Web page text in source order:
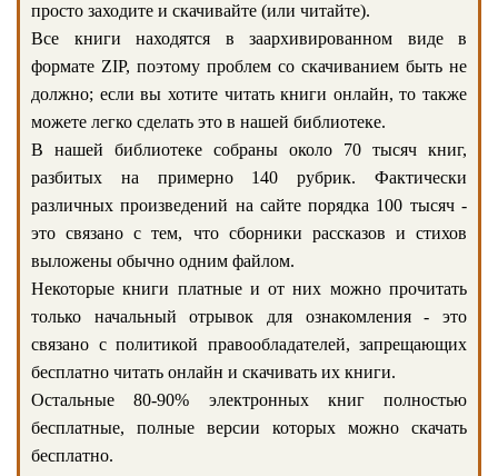
просто заходите и скачивайте (или читайте).
Все книги находятся в заархивированном виде в
формате ZIP, поэтому проблем со скачиванием быть не
должно; если вы хотите читать книги онлайн, то также
можете легко сделать это в нашей библиотеке.
В нашей библиотеке собраны около 70 тысяч книг,
разбитых на примерно 140 рубрик. Фактически
различных произведений на сайте порядка 100 тысяч -
это связано с тем, что сборники рассказов и стихов
выложены обычно одним файлом.
Некоторые книги платные и от них можно прочитать
только начальный отрывок для ознакомления - это
связано с политикой правообладателей, запрещающих
бесплатно читать онлайн и скачивать их книги.
Остальные 80-90% электронных книг полностью
бесплатные, полные версии которых можно скачать
бесплатно.